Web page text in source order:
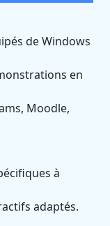
de Windows
en
Moodle,
à
adaptés.